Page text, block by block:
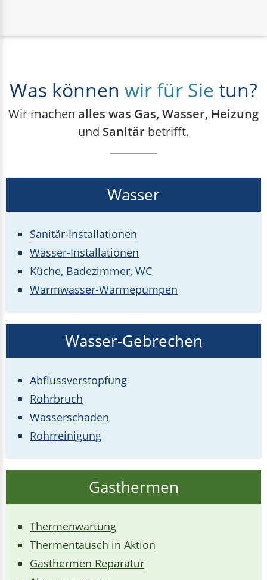
Was können wir für Sie tun?
Wir machen alles was Gas, Wasser, Heizung
und Sanitär betrifft.
Wasser
Sanitär-Installationen
Wasser-Installationen
Küche, Badezimmer, WC
Warmwasser-Wärmepumpen
Wasser-Gebrechen
Abflussverstopfung
Rohrbruch
Wasserschaden
Rohrreinigung
Gasthermen
Thermenwartung
Thermentausch in Aktion
Gasthermen Reparatur